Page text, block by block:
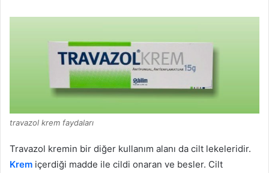
travazol krem faydaları
Travazol kremin bir diğer kullanım alanı da cilt lekeleridir.
Krem ​​içerdiği madde ile cildi onaran ve besler. Cilt